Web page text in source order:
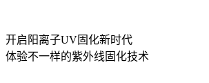
开启阳离子UV固化新时代
体验不一样的紫外线固化技术